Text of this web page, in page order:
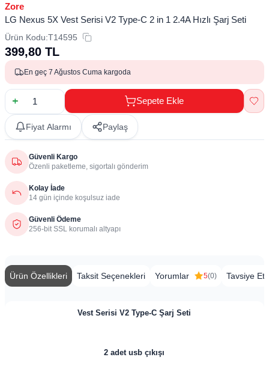
Zore
LG Nexus 5X Vest Serisi V2 Type-C 2 in 1 2.4A Hızlı Şarj Seti
Ürün Kodu:T14595
399,80 TL
En geç 7 Ağustos Cuma kargoda
Sepete Ekle
Fiyat Alarmı Paylaş
Güvenli Kargo
Özenli paketleme, sigortalı gönderim
Kolay İade
14 gün içinde koşulsuz iade
Güvenli Ödeme
256-bit SSL korumalı altyapı
Ürün Özellikleri Taksit Seçenekleri Yorumlar 5(0) Tavsiye Et
Vest Serisi V2 Type-C Şarj Seti
2 adet usb çıkışı